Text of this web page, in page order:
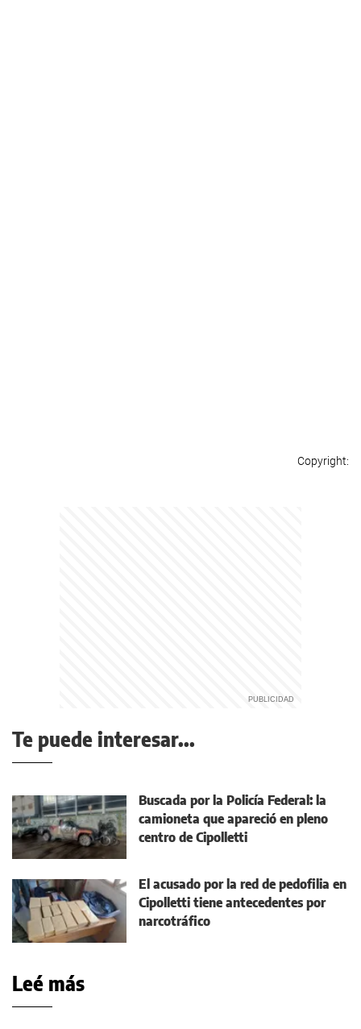
Te puede interesar...
Buscada por la Policía Federal: la
camioneta que apareció en pleno
centro de Cipolletti
El acusado por la red de pedofilia en
Cipolletti tiene antecedentes por
narcotráfico
Leé más